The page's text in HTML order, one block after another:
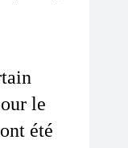
le
été